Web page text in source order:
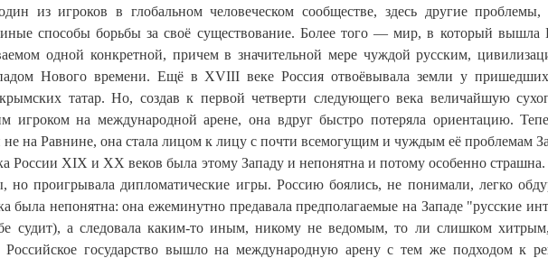
из игроков в глобальном человеческом сообществе, здесь другие проблемы,
способы борьбы за своё существование. Более того — мир, в который вышла
одной конкретной, причем в значительной мере чуждой русским,
Нового времени. Ещё в XVIII веке Россия отвоёвывала земли у
татар. Но, создав к первой четверти следующего века величайшую
игроком на международной арене, она вдруг быстро потеряла ориентацию.
не на Равнине, она стала лицом к лицу с почти всемогущим и чуждым её проблемам
России XIX и XX веков была этому Западу и непонятна и потому особенно страшна.
но проигрывала дипломатические игры. Россию боялись, не понимали, легко
была непонятна: она ежеминутно предавала предполагаемые на Западе "русские
судит), а следовала каким-то иным, никому не ведомым, то ли слишком
государство вышло на международную арену с тем же подходом к